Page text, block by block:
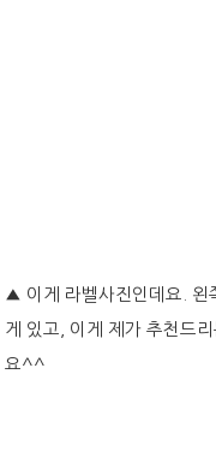
▲ 이게 라벨사진인데요. 왼
게 있고, 이게 제가 추천드
요^^